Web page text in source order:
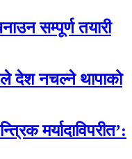
सम्पूर्ण तयारी
देश नचल्ने थापाको
मर्यादाविपरीत’: